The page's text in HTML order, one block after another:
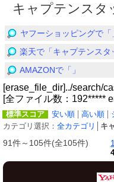
キャプテンスタ
ヤフーショッピングで「
楽天で「キャプテンスタ
AMAZONで「」
[erase_file_dir]../search/
[全ファイル数：192*****
標準スコア 安い順 高い順
カテゴリ選択： 全カテゴリ キ
91件～105件(全105件) 1